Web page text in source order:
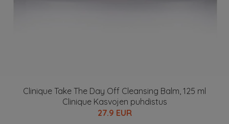
Clinique Take The Day Off Cleansing Balm, 125 ml
Clinique Kasvojen puhdistus
27.9 EUR